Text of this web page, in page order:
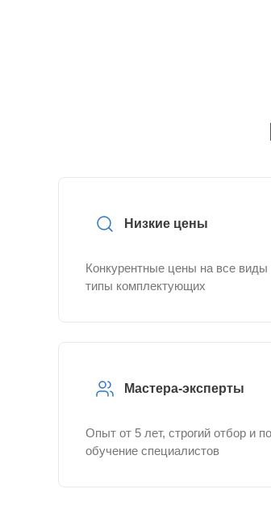
Низкие цены
Конкурентные цены на все виды
типы комплектующих
Мастера-эксперты
Опыт от 5 лет, строгий отбор и
обучение специалистов